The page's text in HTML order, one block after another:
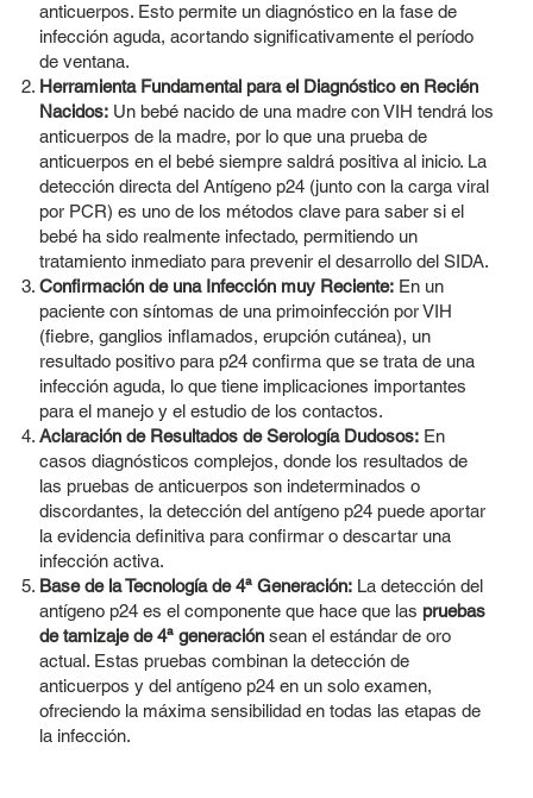
anticuerpos. Esto permite un diagnóstico en la fase de
infección aguda, acortando significativamente el período
de ventana.
Herramienta Fundamental para el Diagnóstico en Recién
Nacidos:Un bebé nacido de una madre con VIH tendrá los
anticuerpos de la madre, por lo que una prueba de
anticuerpos en el bebé siempre saldrá positiva al inicio. La
detección directa del Antígeno p24 (junto con la carga viral
por PCR) es uno de los métodos clave para saber si el
bebé ha sido realmente infectado, permitiendo un
tratamiento inmediato para prevenir el desarrollo del SIDA.
Confirmación de una Infección muy Reciente:En un
paciente con síntomas de una primoinfección por VIH
(fiebre, ganglios inflamados, erupción cutánea), un
resultado positivo para p24 confirma que se trata de una
infección aguda, lo que tiene implicaciones importantes
para el manejo y el estudio de los contactos.
Aclaración de Resultados de Serología Dudosos:En
casos diagnósticos complejos, donde los resultados de
las pruebas de anticuerpos son indeterminados o
discordantes, la detección del antígeno p24 puede aportar
la evidencia definitiva para confirmar o descartar una
infección activa.
Base de la Tecnología de 4ª Generación:La detección del
antígeno p24 es el componente que hace que las pruebas
de tamizaje de 4ª generaciónsean el estándar de oro
actual. Estas pruebas combinan la detección de
anticuerpos y del antígeno p24 en un solo examen,
ofreciendo la máxima sensibilidad en todas las etapas de
la infección.